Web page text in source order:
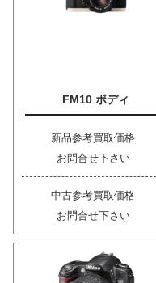
FM10 ボディ
新品参考買取価格
お問合せ下さい
中古参考買取価格
お問合せ下さい